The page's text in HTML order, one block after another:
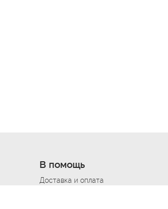
В помощь
Доставка и оплата